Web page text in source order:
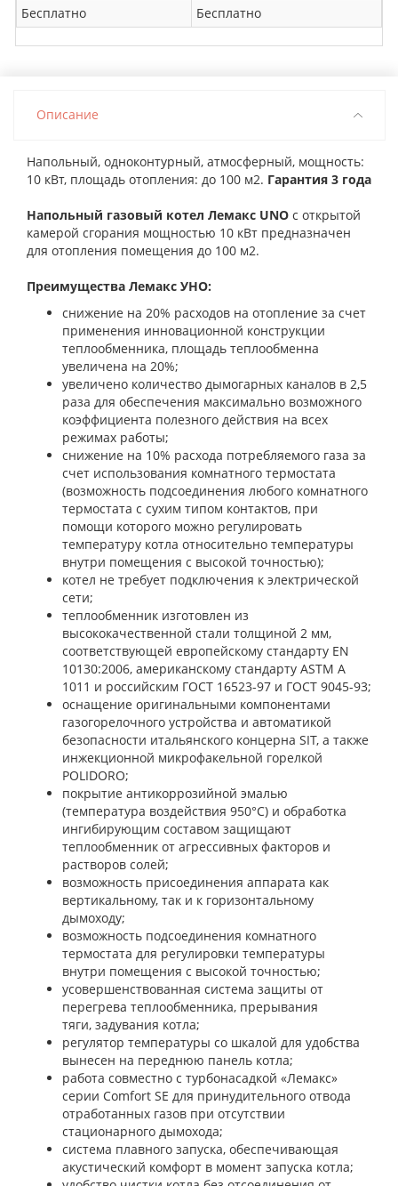
Бесплатно
Бесплатно
Описание
Напольный, одноконтурный, атмосферный, мощность:
10 кВт, площадь отопления: до 100 м2. Гарантия 3 года
Напольный газовый котел Лемакс UNO с открытой
камерой сгорания мощностью 10 кВт предназначен
для отопления помещения до 100 м2.
Преимущества Лемакс УНО:
снижение на 20% расходов на отопление за счет
применения инновационной конструкции
теплообменника, площадь теплообменна
увеличена на 20%;
увеличено количество дымогарных каналов в 2,5
раза для обеспечения максимально возможного
коэффициента полезного действия на всех
режимах работы;
снижение на 10% расхода потребляемого газа за
счет использования комнатного термостата
(возможность подсоединения любого комнатного
термостата с сухим типом контактов, при
помощи которого можно регулировать
температуру котла относительно температуры
внутри помещения с высокой точностью);
котел не требует подключения к электрической
сети;
теплообменник изготовлен из
высококачественной стали толщиной 2 мм,
соответствующей европейскому стандарту EN
10130:2006, американскому стандарту ASTM A
1011 и российским ГОСТ 16523-97 и ГОСТ 9045-93;
оснащение оригинальными компонентами
газогорелочного устройства и автоматикой
безопасности итальянского концерна SIT, а также
инжекционной микрофакельной горелкой
POLIDORO;
покрытие антикоррозийной эмалью
(температура воздействия 950°С) и обработка
ингибирующим составом защищают
теплообменник от агрессивных факторов и
растворов солей;
возможность присоединения аппарата как
вертикальному, так и к горизонтальному
дымоходу;
возможность подсоединения комнатного
термостата для регулировки температуры
внутри помещения с высокой точностью;
усовершенствованная система защиты от
перегрева теплообменника, прерывания
тяги, задувания котла;
регулятор температуры со шкалой для удобства
вынесен на переднюю панель котла;
работа совместно с турбонасадкой «Лемакс»
серии Comfort SE для принудительного отвода
отработанных газов при отсутствии
стационарного дымохода;
система плавного запуска, обеспечивающая
акустический комфорт в момент запуска котла;